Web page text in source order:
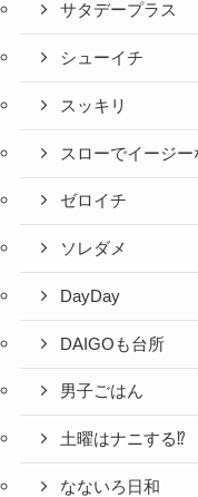
サタデープラス
シューイチ
スッキリ
スローでイージ
ゼロイチ
ソレダメ
DayDay
DAIGOも台所
男子ごはん
土曜はナニする⁉
なないろ日和